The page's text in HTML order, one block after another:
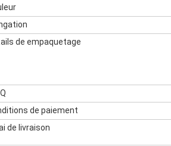
de empaquetage
de paiement
de livraison